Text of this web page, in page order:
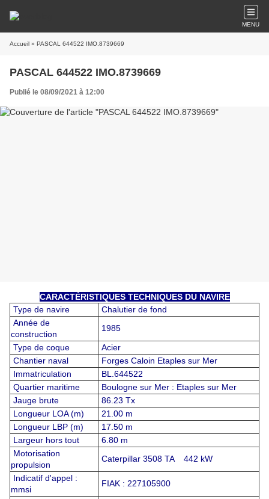
MENU
Accueil » PASCAL 644522 IMO.8739669
PASCAL 644522 IMO.8739669
Publié le 08/09/2021 à 12:00
CARACTÉRISTIQUES TECHNIQUES DU NAVIRE
Type de navire
Chalutier de fond
Année de
construction
1985
Type de coque
Acier
Chantier naval
Forges Caloin Etaples sur Mer
Immatriculation
BL.644522
Quartier maritime
Boulogne sur Mer : Etaples sur Mer
Jauge brute
86.23 Tx
Longueur LOA (m)
21.00 m
Longueur LBP (m)
17.50 m
Largeur hors tout
6.80 m
Motorisation
propulsion
Caterpillar 3508 TA 442 kW
Indicatif d'appel :
mmsi
FIAK : 227105900